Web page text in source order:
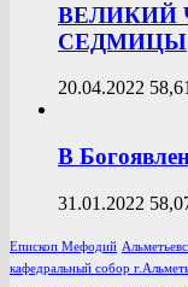
ВЕЛИКИЙ
СЕДМИЦЫ
20.04.2022
В
31.01.2022
Епископ Мефодий
кафедральный собор